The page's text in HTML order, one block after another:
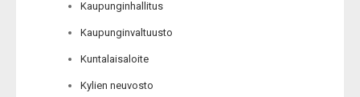
Kaupunginhallitus
Kaupunginvaltuusto
Kuntalaisaloite
Kylien neuvosto